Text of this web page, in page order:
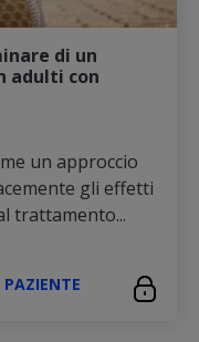
di un
adulti con
un approccio
gli effetti
trattamento...
PAZIENTE